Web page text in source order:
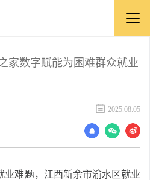
家数字赋能为困难群众就业
2025.08.05
业难题，江西新余市渝水区就业